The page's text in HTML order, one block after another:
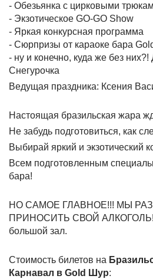
- Обезьянка с цирковыми
- Экзотическое GO-GO Show
- Яркая конкурсная программа
- Сюрпризы от караоке бара
- ну и конечно, куда же без
Снегурочка
Ведущая праздника: Ксения
Настоящая бразильская жара
Не забудь подготовиться, как
Выбирай яркий и экзотический
Всем подготовленным
бара!
НО САМОЕ ГЛАВНОЕ!!! МЫ
ПРИНОСИТЬ СВОЙ АЛКОГОЛЬ!!!
большой зал.
Стоимость билетов на
Карнавал в Gold Шур: